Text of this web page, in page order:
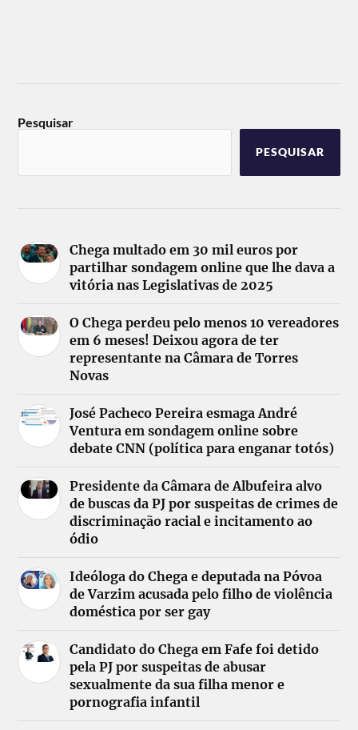
Pesquisar
PESQUISAR
Chega multado em 30 mil euros por
partilhar sondagem online que lhe dava a
vitória nas Legislativas de 2025
O Chega perdeu pelo menos 10 vereadores
em 6 meses! Deixou agora de ter
representante na Câmara de Torres
Novas
José Pacheco Pereira esmaga André
Ventura em sondagem online sobre
debate CNN (política para enganar totós)
Presidente da Câmara de Albufeira alvo
de buscas da PJ por suspeitas de crimes de
discriminação racial e incitamento ao
ódio
Ideóloga do Chega e deputada na Póvoa
de Varzim acusada pelo filho de violência
doméstica por ser gay
Candidato do Chega em Fafe foi detido
pela PJ por suspeitas de abusar
sexualmente da sua filha menor e
pornografia infantil